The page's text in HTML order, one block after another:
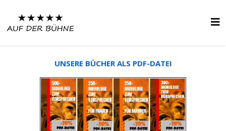
UNSERE BÜCHER ALS PDF-DATEI